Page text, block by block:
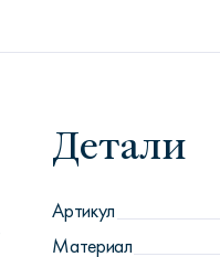
Детали
Артикул
Материал